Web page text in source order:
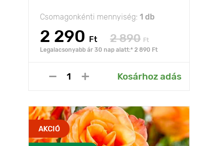
Csomagonkénti mennyiség: 1 db
2 290 Ft 2 890 Ft
Legalacsonyabb ár 30 nap alatt:* 2 890 Ft
Kosárhoz adás
AKCIÓ